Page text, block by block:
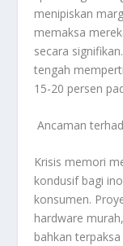
menipiskan
memaksa
secara
tengah
15-20 persen
Ancaman
Krisis memori
kondusif bagi
konsumen.
hardware
bahkan